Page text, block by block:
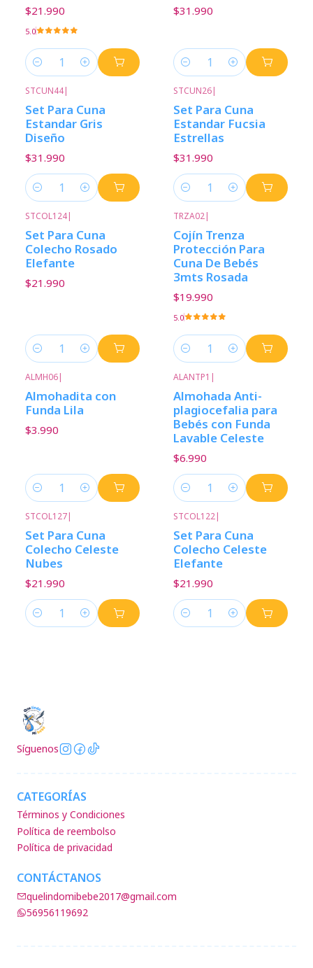
$21.990
5.0
Cantidad
$31.990
Cantidad
STCUN44|
Set Para Cuna
Estandar Gris
Diseño
$31.990
Cantidad
STCUN26|
Set Para Cuna
Estandar Fucsia
Estrellas
$31.990
Cantidad
STCOL124|
Set Para Cuna
Colecho Rosado
Elefante
$21.990
Cantidad
TRZA02|
Cojín Trenza
Protección Para
Cuna De Bebés
3mts Rosada
$19.990
5.0
Cantidad
ALMH06|
Almohadita con
Funda Lila
$3.990
Cantidad
ALANTP1 |
Almohada Anti-
plagiocefalia para
Bebés con Funda
Lavable Celeste
$6.990
Cantidad
STCOL127|
Set Para Cuna
Colecho Celeste
Nubes
$21.990
Cantidad
STCOL122|
Set Para Cuna
Colecho Celeste
Elefante
$21.990
Cantidad
Síguenos
CATEGORÍAS
Términos y Condiciones
Política de reembolso
Política de privacidad
CONTÁCTANOS
quelindomibebe2017@gmail.com
56956119692